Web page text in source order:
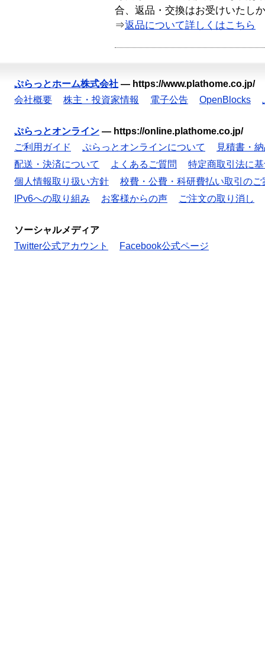
合、返品・交換はお受けいたし
⇒返品について詳しくはこちら
ぷらっとホーム株式会社 — https://www.plathome.co.jp/
会社概要
株主・投資家情報 電子公告 OpenBlocks
ぷらっとオンライン — https://online.plathome.co.jp/
ご利用ガイド
ぷらっとオンラインについて
見積書・
配送・決済について
よくあるご質問
特定商取引法に
個人情報取り扱い方針
校費・公費・科研費払い取引のご
IPv6への取り組み
お客様からの声 ご注文の取り消し
ソーシャルメディア
Twitter公式アカウント
Facebook公式ページ